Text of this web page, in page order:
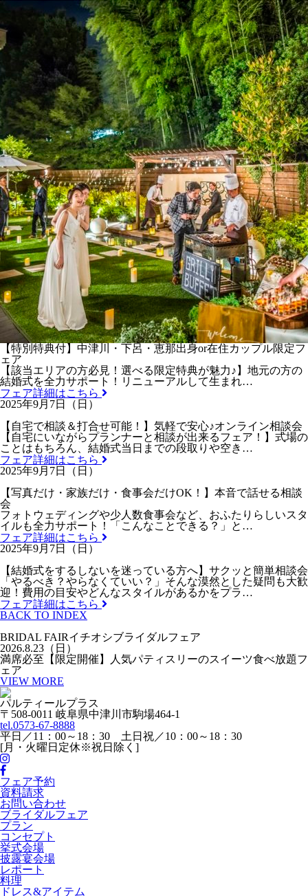
【特別特典付】中津川・下呂・恵那出身or在住カップル限定フ
ェア
【該当エリアの方必見！選べる限定特典が魅力♪】地元の方の
結婚式を全力サポート！リニューアルして生まれ…
フェア詳細はこちら
2025年9月7日（日）
【自宅で相談＆打合せ可能！】気軽で安心♪オンライン相談会
【自宅にいながらプランナーと相談が出来るフェア！】式場の
ことはもちろん、結婚式当日までの段取りや空き…
フェア詳細はこちら
2025年9月7日（日）
【写真だけ・家族だけ・食事会だけOK！】本音で話せる相談
会
フォトウェディングや少人数食事会など、おふたりらしいスタ
イルも全力サポート！「こんなことできる？」と…
フェア詳細はこちら
2025年9月7日（日）
【結婚式をするしないを迷っている方へ】サクッと簡単相談会
「やるべき？やらなくていい？」そんな漠然とした疑問も大歓
迎！費用の目安やどんなスタイルがあるかをプラ…
フェア詳細はこちら
BACK TO INDEX
BRIDAL FAIRイチオシブライダルフェア
2026.8.23（日）
満席必至【限定開催】人気パティスリーのスイーツ食べ放題フ
ェア
VIEW MORE
パルティールプラス
〒508-0011 岐阜県中津川市駒場464-1
tel.0573-67-8888
平日／11：00～18：30 土日祝／10：00～18：30
[月・火曜日定休※祝日除く]
フェア予約
資料請求
お問い合わせ
ブライダルフェア
プラン
コンセプト
挙式会場
披露宴会場
レポート
料理
ドレス&アイテム